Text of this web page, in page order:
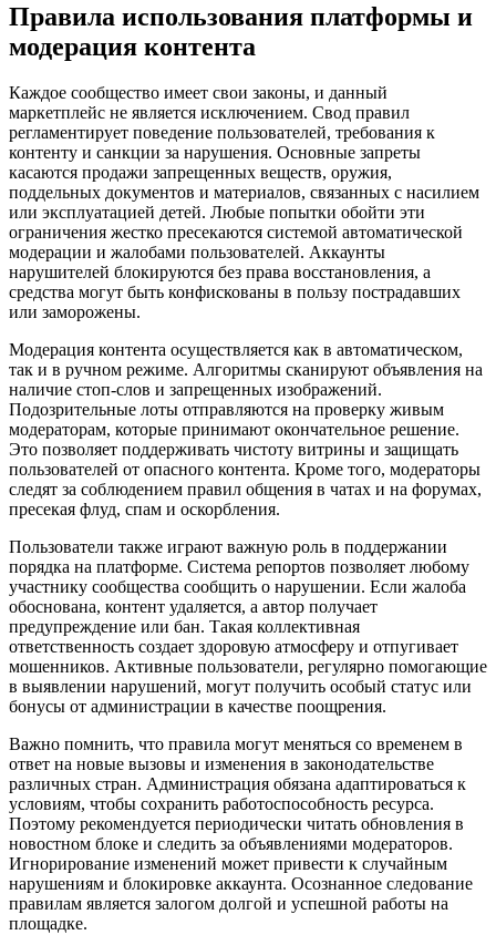
Правила использования платформы и
модерация контента
Каждое сообщество имеет свои законы, и данный
маркетплейс не является исключением. Свод правил
регламентирует поведение пользователей, требования к
контенту и санкции за нарушения. Основные запреты
касаются продажи запрещенных веществ, оружия,
поддельных документов и материалов, связанных с насилием
или эксплуатацией детей. Любые попытки обойти эти
ограничения жестко пресекаются системой автоматической
модерации и жалобами пользователей. Аккаунты
нарушителей блокируются без права восстановления, а
средства могут быть конфискованы в пользу пострадавших
или заморожены.
Модерация контента осуществляется как в автоматическом,
так и в ручном режиме. Алгоритмы сканируют объявления на
наличие стоп-слов и запрещенных изображений.
Подозрительные лоты отправляются на проверку живым
модераторам, которые принимают окончательное решение.
Это позволяет поддерживать чистоту витрины и защищать
пользователей от опасного контента. Кроме того, модераторы
следят за соблюдением правил общения в чатах и на форумах,
пресекая флуд, спам и оскорбления.
Пользователи также играют важную роль в поддержании
порядка на платформе. Система репортов позволяет любому
участнику сообщества сообщить о нарушении. Если жалоба
обоснована, контент удаляется, а автор получает
предупреждение или бан. Такая коллективная
ответственность создает здоровую атмосферу и отпугивает
мошенников. Активные пользователи, регулярно помогающие
в выявлении нарушений, могут получить особый статус или
бонусы от администрации в качестве поощрения.
Важно помнить, что правила могут меняться со временем в
ответ на новые вызовы и изменения в законодательстве
различных стран. Администрация обязана адаптироваться к
условиям, чтобы сохранить работоспособность ресурса.
Поэтому рекомендуется периодически читать обновления в
новостном блоке и следить за объявлениями модераторов.
Игнорирование изменений может привести к случайным
нарушениям и блокировке аккаунта. Осознанное следование
правилам является залогом долгой и успешной работы на
площадке.